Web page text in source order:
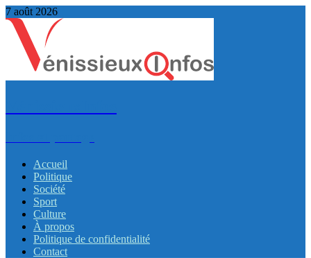
7 août 2026
Accueil
Politique
Société
Sport
Culture
À propos
Politique de confidentialité
Contact